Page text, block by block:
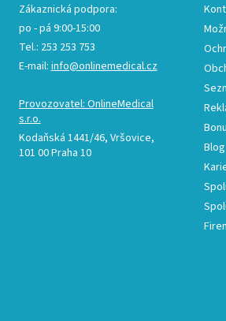
Zákaznická podpora:
po - pá 9:00-15:00
Tel.: 253 253 753
E-mail: info@onlinemedical.cz
Provozovatel: OnlineMedical
s.r.o.
Kodaňská 1441/46, Vršovice,
101 00 Praha 10
Blog